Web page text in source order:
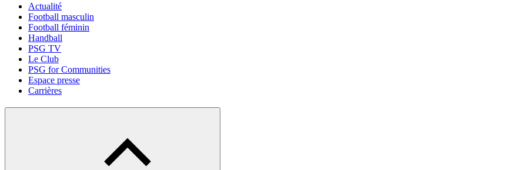
Actualité
Football masculin
Football féminin
Handball
PSG TV
Le Club
PSG for Communities
Espace presse
Carrières